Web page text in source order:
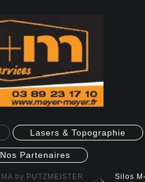
Lasers & Topographie
Nos Partenaires
by PUTZMEISTER Silos